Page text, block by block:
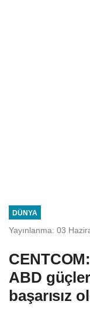
DÜNYA
Yayınlanma: 03
ABD
başarısız